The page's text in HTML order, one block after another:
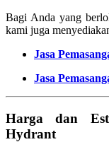
Bagi Anda yang
kami juga
Jasa
Jasa
Harga dan
Hydrant